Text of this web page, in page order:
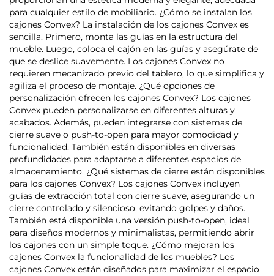
para cualquier estilo de mobiliario. ¿Cómo se instalan los
cajones Convex? La instalación de los cajones Convex es
sencilla. Primero, monta las guías en la estructura del
mueble. Luego, coloca el cajón en las guías y asegúrate de
que se deslice suavemente. Los cajones Convex no
requieren mecanizado previo del tablero, lo que simplifica y
agiliza el proceso de montaje. ¿Qué opciones de
personalización ofrecen los cajones Convex? Los cajones
Convex pueden personalizarse en diferentes alturas y
acabados. Además, pueden integrarse con sistemas de
cierre suave o push-to-open para mayor comodidad y
funcionalidad. También están disponibles en diversas
profundidades para adaptarse a diferentes espacios de
almacenamiento. ¿Qué sistemas de cierre están disponibles
para los cajones Convex? Los cajones Convex incluyen
guías de extracción total con cierre suave, asegurando un
cierre controlado y silencioso, evitando golpes y daños.
También está disponible una versión push-to-open, ideal
para diseños modernos y minimalistas, permitiendo abrir
los cajones con un simple toque. ¿Cómo mejoran los
cajones Convex la funcionalidad de los muebles? Los
cajones Convex están diseñados para maximizar el espacio